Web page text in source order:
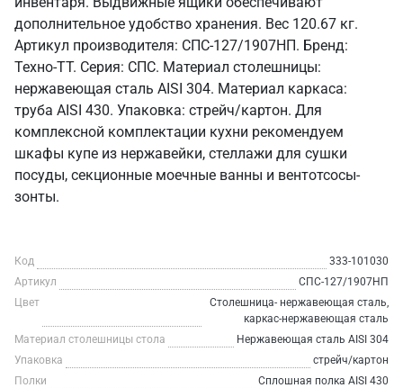
дополнительное удобство хранения. Вес 120.67 кг.
Артикул производителя: СПС-127/1907НП. Бренд:
Техно-ТТ. Серия: СПС. Материал столешницы:
нержавеющая сталь AISI 304. Материал каркаса:
труба AISI 430. Упаковка: стрейч/картон. Для
комплексной комплектации кухни рекомендуем
шкафы купе из нержавейки, стеллажи для сушки
посуды, секционные моечные ванны и вентотсосы-
зонты.
Код
333-101030
Артикул
СПС-127/1907НП
Цвет
Столешница- нержавеющая сталь,
каркас-нержавеющая сталь
Материал столешницы стола
Нержавеющая сталь AISI 304
Упаковка
стрейч/картон
Полки
Сплошная полка AISI 430